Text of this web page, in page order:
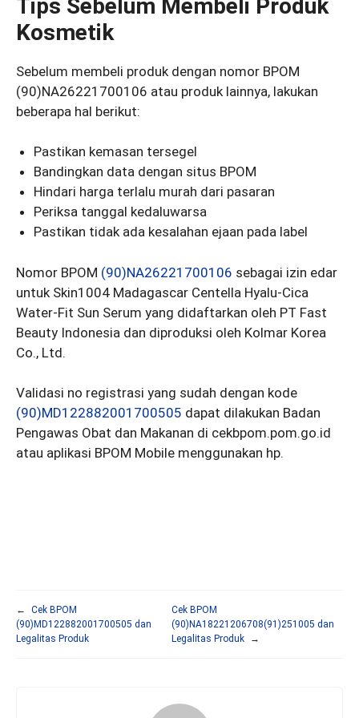
Tips Sebelum Membeli Produk
Kosmetik
Sebelum membeli produk dengan nomor BPOM
(90)NA26221700106 atau produk lainnya, lakukan
beberapa hal berikut:
Pastikan kemasan tersegel
Bandingkan data dengan situs BPOM
Hindari harga terlalu murah dari pasaran
Periksa tanggal kedaluwarsa
Pastikan tidak ada kesalahan ejaan pada label
Nomor BPOM (90)NA26221700106 sebagai izin edar
untuk Skin1004 Madagascar Centella Hyalu-Cica
Water-Fit Sun Serum yang didaftarkan oleh PT Fast
Beauty Indonesia dan diproduksi oleh Kolmar Korea
Co., Ltd.
Validasi no registrasi yang sudah dengan kode
(90)MD122882001700505 dapat dilakukan Badan
Pengawas Obat dan Makanan di cekbpom.pom.go.id
atau aplikasi BPOM Mobile menggunakan hp.
←
Cek BPOM
(90)MD122882001700505 dan
Legalitas Produk
Cek BPOM
(90)NA18221206708(91)251005 dan
Legalitas Produk
→